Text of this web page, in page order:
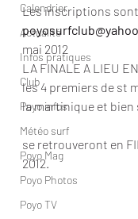
Calendrier
Actualité
Infos pratiques
Club
Poyo infos
Météo surf
Poyo Mag
Poyo Photos
Poyo TV
Les inscriptions sont
mai 2012
LA FINALE A LIEU
les 4 premiers de st
la martinique et bien
se retrouveront en
2012.